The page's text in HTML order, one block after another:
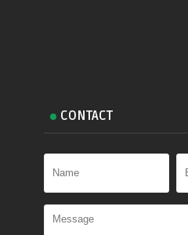
CONTACT